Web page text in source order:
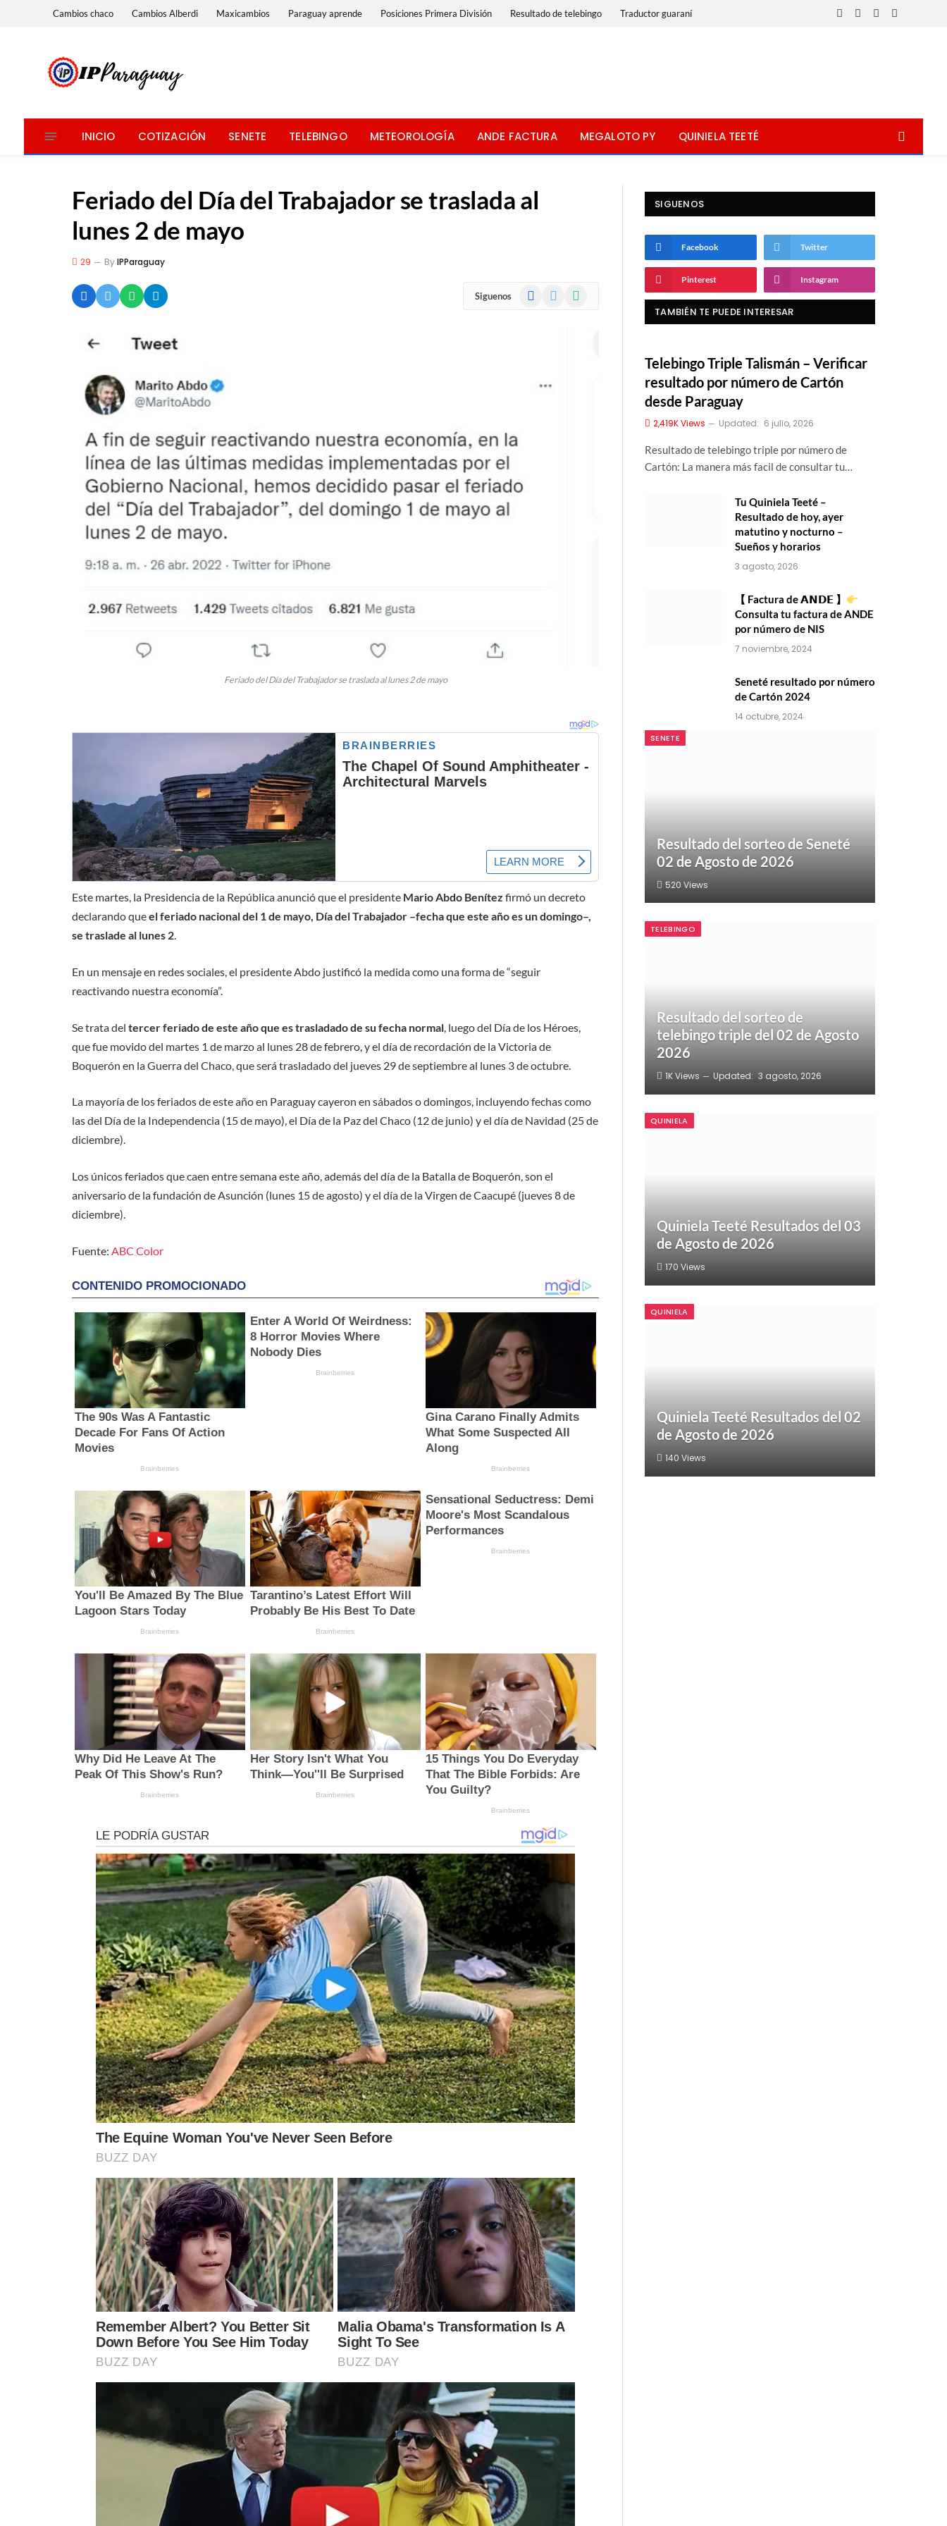
Cambios chaco Cambios Alberdi Maxicambios Paraguay aprende Posiciones Primera División Resultado de telebingo Traductor guaraní
Facebook
X
InstagramWhatsApp
INICIO COTIZACIÓN SENETE TELEBINGO METEOROLOGÍA ANDE FACTURA MEGALOTO PY QUINIELA TEETÉ
Feriado del Día del Trabajador se traslada al
lunes 2 de mayo
29 ByIPParaguay
Siguenos Facebook WhatsApp
Feriado del Día del Trabajador se traslada al lunes 2 de mayo
Este martes, la Presidencia de la República anunció que el presidente Mario Abdo Benítez firmó un decreto
declarando queel feriado nacional del 1 de mayo, Día del Trabajador –fecha que este año es un domingo–,
se traslade al lunes 2.
En un mensaje en redes sociales, el presidente Abdo justificó la medida como una forma de “seguir
reactivando nuestra economía”.
Se trata del tercer feriado de este año que es trasladado de su fecha normal , luego del Día de los Héroes,
que fue movido del martes 1 de marzo al lunes 28 de febrero, y el día de recordación de la Victoria de
Boquerón en la Guerra del Chaco, que será trasladado del jueves 29 de septiembre al lunes 3 de octubre.
La mayoría de los feriados de este año en Paraguay cayeron en sábados o domingos, incluyendo fechas como
las del Día de la Independencia (15 de mayo), el Día de la Paz del Chaco (12 de junio) y el día de Navidad (25 de
diciembre).
Los únicos feriados que caen entre semana este año, además del día de la Batalla de Boquerón, son el
aniversario de la fundación de Asunción (lunes 15 de agosto) y el día de la Virgen de Caacupé (jueves 8 de
diciembre).
Fuente: ABC Color
SIGUENOS
Facebook Twitter
Pinterest Instagram
TAMBIÉN TE PUEDE INTERESAR
Telebingo Triple Talismán – Verificar
resultado por número de Cartón
desde Paraguay
2,419KViews Updated: 6 julio, 2026
Resultado de telebingo triple por número de
Cartón: La manera más facil de consultar tu…
Tu Quiniela Teeté –
Resultado de hoy, ayer
matutino y nocturno –
Sueños y horarios
3 agosto, 2026
【 Factura de 𝗔𝗡𝗗𝗘 】
Consulta tu factura de ANDE
por número de NIS
7 noviembre, 2024
Seneté resultado por número
de Cartón 2024
14 octubre, 2024
SENETE
Resultado del sorteo de Seneté
02 de Agosto de 2026
520 Views
TELEBINGO
Resultado del sorteo de
telebingo triple del 02 de Agosto
2026
1KViews Updated: 3 agosto, 2026
QUINIELA
Quiniela Teeté Resultados del 03
de Agosto de 2026
170 Views
QUINIELA
Quiniela Teeté Resultados del 02
de Agosto de 2026
140 Views